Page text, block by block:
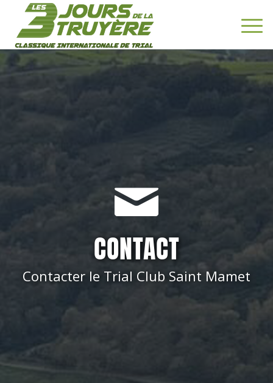
CONTACT
Contacter le Trial Club Saint Mamet